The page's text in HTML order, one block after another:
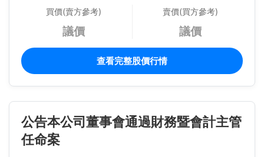
買價(賣方參考)
議價
賣價(買方參考)
議價
查看完整股價行情
公告本公司董事會通過財務暨會計主管
任命案